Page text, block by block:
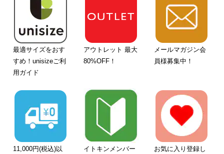
最適サイズをおす
すめ！unisizeご利
用ガイド
アウトレット 最大
80%OFF！
メールマガジン会
員様募集中！
11,000円(税込)以
イトキンメンバー
お気に入り登録し